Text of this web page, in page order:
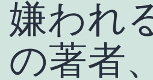
プ嫌われ
の著者